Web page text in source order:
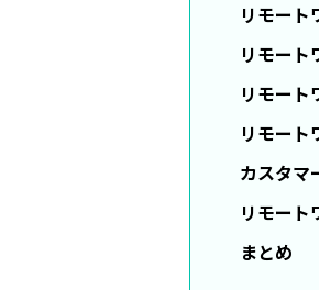
リモート
リモート
リモート
リモート
カスタマ
リモー
まとめ